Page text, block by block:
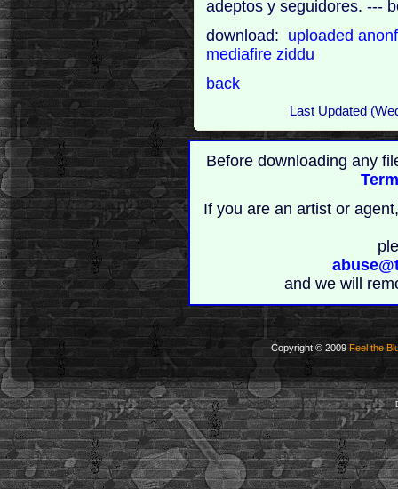
adeptos y seguidores. ---
download: uploaded
mediafireziddu
back
Last Updated
Before downloading any
If you are an artist or
and we will
Copyright © 2009 Feel the